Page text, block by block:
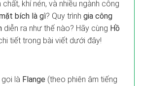
khí nén, và nhiều ngành công
bích là gì? Quy trình gia công
diễn ra như thế nào? Hãy cùng Hồ
tiết trong bài viết dưới đây!
là Flange (theo phiên âm tiếng